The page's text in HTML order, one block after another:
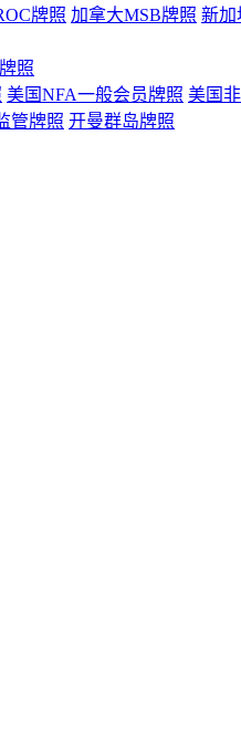
牌照 加拿大MSB牌照 新加
照
美国NFA一般会员牌照 美国
管牌照 开曼群岛牌照